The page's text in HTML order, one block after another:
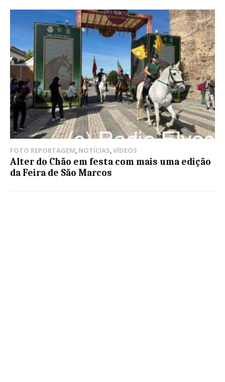
FOTO REPORTAGEM, NOTÍCIAS,VÍDEOS
Alter do Chão em festa com mais uma edição
da Feira de São Marcos